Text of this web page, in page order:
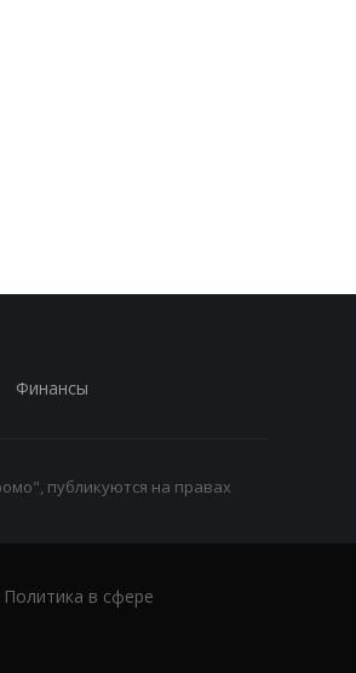
Финансы
публикуются на правах
Политика в сфере